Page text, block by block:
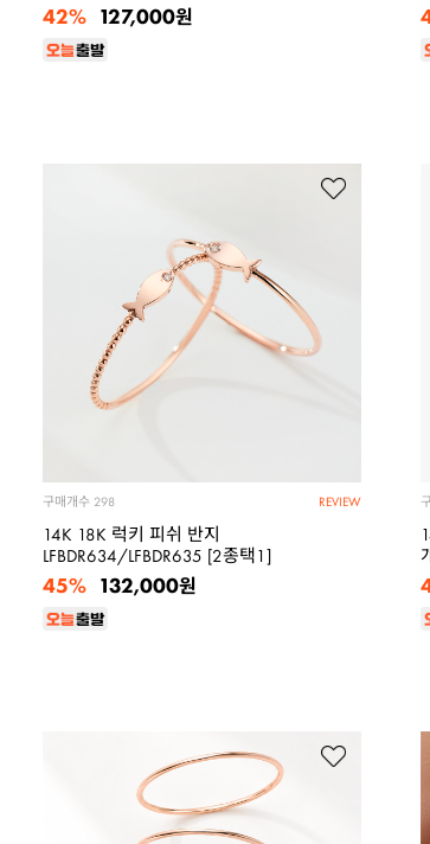
127,000원
42%
REVIEW
구매개수 298
14K 18K 럭키 피쉬 반지
LFBDR634/LFBDR635 [2종택1]
132,000원
45%